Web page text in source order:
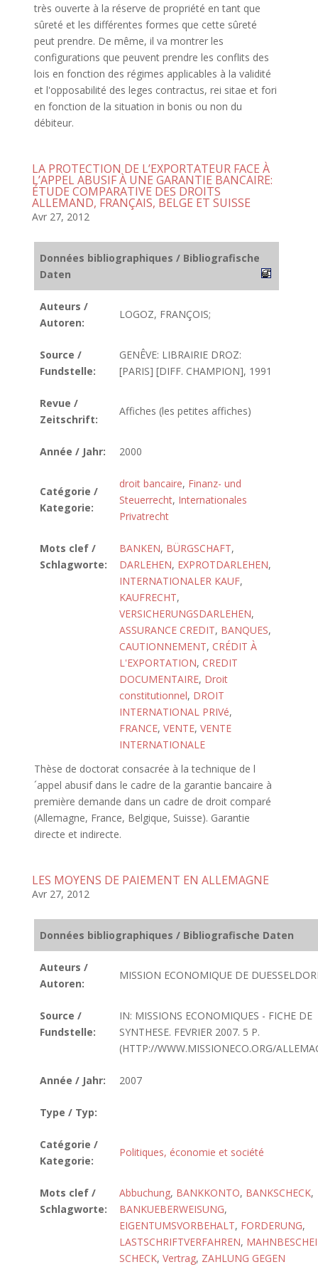
très ouverte à la réserve de propriété en tant que
sûreté et les différentes formes que cette sûreté
peut prendre. De même, il va montrer les
configurations que peuvent prendre les conflits des
lois en fonction des régimes applicables à la validité
et l'opposabilité des leges contractus, rei sitae et fori
en fonction de la situation in bonis ou non du
débiteur.
LA PROTECTION DE L’EXPORTATEUR FACE À
L’APPEL ABUSIF À UNE GARANTIE BANCAIRE:
ÉTUDE COMPARATIVE DES DROITS
ALLEMAND, FRANÇAIS, BELGE ET SUISSE
Avr 27, 2012
Données bibliographiques / Bibliografische
Daten
Auteurs /
Autoren:
LOGOZ, FRANÇOIS;
Source /
Fundstelle:
GENÊVE: LIBRAIRIE DROZ:
[PARIS] [DIFF. CHAMPION], 1991
Revue /
Zeitschrift:
Affiches (les petites affiches)
Année / Jahr: 2000
Catégorie /
Kategorie:
droit bancaire, Finanz- und
Steuerrecht, Internationales
Privatrecht
Mots clef /
Schlagworte:
BANKEN, BÜRGSCHAFT,
DARLEHEN, EXPROTDARLEHEN,
INTERNATIONALER KAUF,
KAUFRECHT,
VERSICHERUNGSDARLEHEN,
ASSURANCE CREDIT, BANQUES,
CAUTIONNEMENT, CRÉDIT À
L'EXPORTATION, CREDIT
DOCUMENTAIRE, Droit
constitutionnel, DROIT
INTERNATIONAL PRIVé,
FRANCE, VENTE, VENTE
INTERNATIONALE
Thèse de doctorat consacrée à la technique de l
´appel abusif dans le cadre de la garantie bancaire à
première demande dans un cadre de droit comparé
(Allemagne, France, Belgique, Suisse). Garantie
directe et indirecte.
LES MOYENS DE PAIEMENT EN ALLEMAGNE
Avr 27, 2012
Données bibliographiques / Bibliografische Daten
Auteurs /
Autoren:
MISSION ECONOMIQUE DE
Source /
Fundstelle:
IN: MISSIONS ECONOMIQUES - FICHE DE
SYNTHESE. FEVRIER 2007. 5 P.
(HTTP://WWW.MISSIONECO.ORG/
Année / Jahr: 2007
Type / Typ:
Catégorie /
Kategorie:
Politiques, économie et société
Mots clef /
Schlagworte:
Abbuchung, BANKKONTO, BANKSCHECK,
BANKUEBERWEISUNG,
EIGENTUMSVORBEHALT, FORDERUNG,
LASTSCHRIFTVERFAHREN,
SCHECK, Vertrag, ZAHLUNG GEGEN